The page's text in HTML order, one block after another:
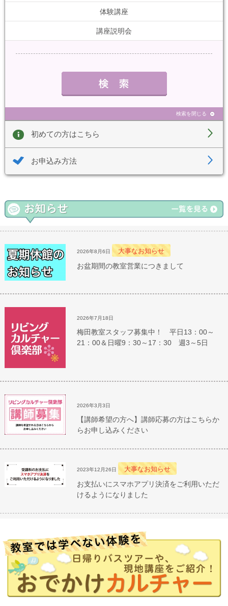
体験講座
講座説明会
検索を閉じる
初めての方はこちら
お申込み方法
2026年8月6日 大事なお知らせ
お盆期間の教室営業につきまして
2026年7月18日
梅田教室スタッフ募集中！ 平日13：00～
21：00＆日曜9：30～17：30 週3～5日
2026年3月3日
【講師希望の方へ】講師応募の方はこちらか
らお申し込みください
2023年12月26日 大事なお知らせ
お支払いにスマホアプリ決済をご利用いただ
けるようになりました